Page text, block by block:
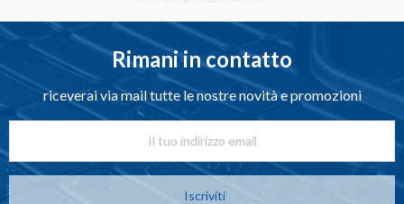
Rimani in contatto
riceverai via mail tutte le nostre novità e promozioni
Iscriviti